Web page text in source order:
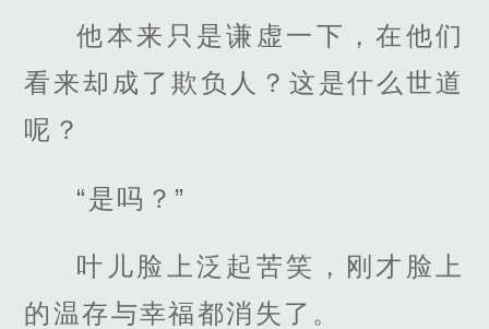
他本来只是谦虚一下，在他们
看来却成了欺负人？这是什么世道
呢？
“是吗？”
叶儿脸上泛起苦笑，刚才脸上
的温存与幸福都消失了。